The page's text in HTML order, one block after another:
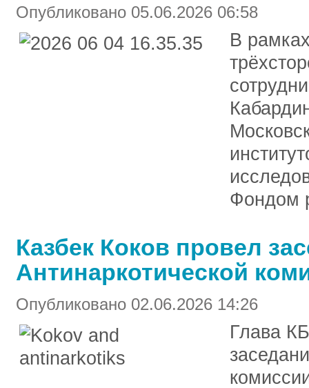
Опубликовано 05.06.2026 06:58
В
Фондом
Казбек Коков провел
Антинаркотической
Опубликовано 02.06.2026 14:26
Глава